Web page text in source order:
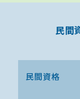
民間
民間資格